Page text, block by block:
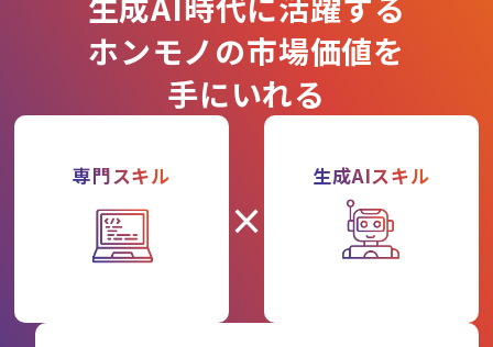
ホンモノの市場価値を
手にいれる
専門スキル
×
生成AIスキル